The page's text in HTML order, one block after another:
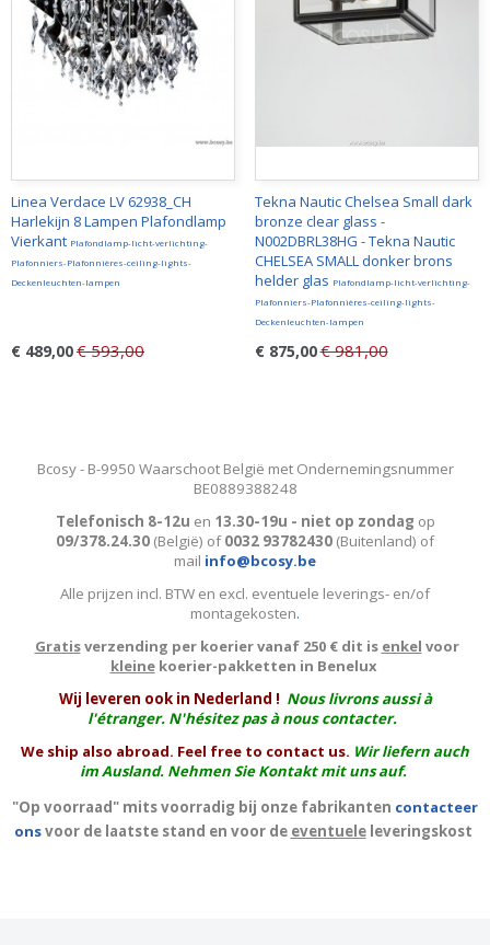
Linea Verdace LV 62938_CH
Harlekijn 8 Lampen Plafondlamp
Vierkant Plafondlamp-licht-verlichting-
Plafonniers-Plafonnières-ceiling-lights-
Deckenleuchten-lampen
€ 489,00€ 593,00
Tekna Nautic Chelsea Small dark
bronze clear glass -
N002DBRL38HG - Tekna Nautic
CHELSEA SMALL donker brons
helder glas Plafondlamp-licht-verlichting-
Plafonniers-Plafonnières-ceiling-lights-
Deckenleuchten-lampen
€ 875,00€ 981,00
Bcosy - B-9950 Waarschoot België met Ondernemingsnummer
BE0889388248
Telefonisch 8-12u en 13.30-19u - niet op zondag op
09/378.24.30 (België) of0032 93782430 (Buitenland) of
mail info@bcosy.be
Alle prijzen incl. BTW en excl. eventuele leverings- en/of
montagekosten.
Gratisverzending per koerier vanaf 250 € dit is enkel voor
kleinekoerier-pakketten in Benelux
Wij leveren ook in Nederland ! Nous livrons aussi à
l'étranger. N'hésitez pas à nous contacter.
We ship also abroad. Feel free to contact us. Wir liefern auch
im Ausland. Nehmen Sie Kontakt mit uns auf.
"Op voorraad" mits voorradig bij onze fabrikanten contacteer
onsvoor de laatste stand en voor de eventueleleveringskost